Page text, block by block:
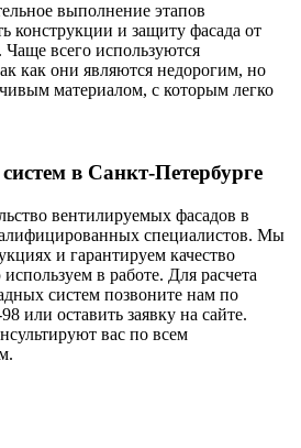
выполнение этапов
конструкции и защиту фасада от
всего используются
как они являются недорогим, но
материалом, с которым легко
в Санкт-Петербурге
вентилируемых фасадов в
специалистов. Мы
и гарантируем качество
в работе. Для расчета
систем позвоните нам по
или оставить заявку на сайте.
вас по всем